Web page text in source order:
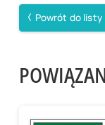
Powrót do listy